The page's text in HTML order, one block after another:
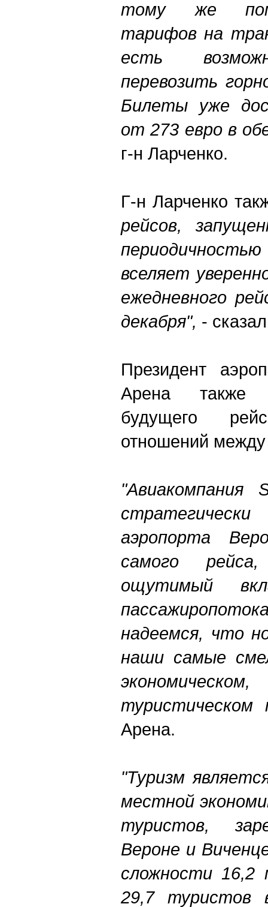
тому же
тарифов на
есть
перевозить
Билеты уже
от 273 евро в
г-н Ларченко.
Г-н Ларченко
рейсов,
вселяет
ежедневного
декабря", -
Президент
Арена также
будущего
отношений
"Авиакомпания
аэропорта
самого
ощутимый
надеемся, что
наши самые
туристическом
Арена.
"Туризм
местной
туристов,
Вероне и
сложности 16,2
29,7 туристов